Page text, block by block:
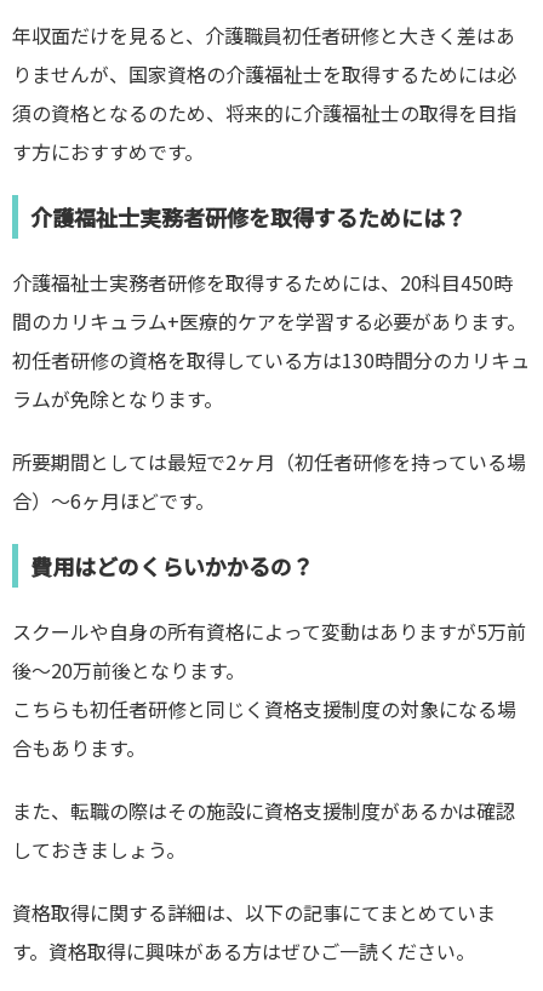
年収面だけを見ると、介護職員初任者研修と大きく差はあ
りませんが、国家資格の介護福祉士を取得するためには必
須の資格となるのため、将来的に介護福祉士の取得を目指
す方におすすめです。
介護福祉士実務者研修を取得するためには？
介護福祉士実務者研修を取得するためには、20科目450時
間のカリキュラム+医療的ケアを学習する必要があります。
初任者研修の資格を取得している方は130時間分のカリキュ
ラムが免除となります。
所要期間としては最短で2ヶ月（初任者研修を持っている場
合）〜6ヶ月ほどです。
費用はどのくらいかかるの？
スクールや自身の所有資格によって変動はありますが5万前
後〜20万前後となります。
こちらも初任者研修と同じく資格支援制度の対象になる場
合もあります。
また、転職の際はその施設に資格支援制度があるかは確認
しておきましょう。
資格取得に関する詳細は、以下の記事にてまとめていま
す。資格取得に興味がある方はぜひご一読ください。